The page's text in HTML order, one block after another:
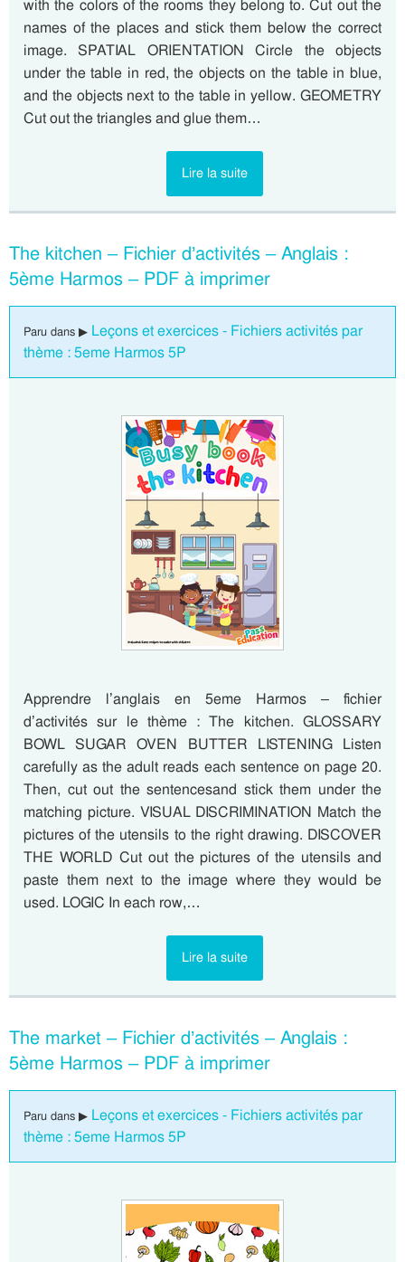
with the colors of the rooms they belong to. Cut out the
names of the places and stick them below the correct
image. SPATIAL ORIENTATION Circle the objects
under the table in red, the objects on the table in blue,
and the objects next to the table in yellow. GEOMETRY
Cut out the triangles and glue them…
Lire la suite
The kitchen – Fichier d’activités – Anglais :
5ème Harmos – PDF à imprimer
Paru dans ▶ Leçons et exercices - Fichiers activités par
thème : 5eme Harmos 5P
Apprendre l’anglais en 5eme Harmos – fichier
d’activités sur le thème : The kitchen. GLOSSARY
BOWL SUGAR OVEN BUTTER LISTENING Listen
carefully as the adult reads each sentence on page 20.
Then, cut out the sentencesand stick them under the
matching picture. VISUAL DISCRIMINATION Match the
pictures of the utensils to the right drawing. DISCOVER
THE WORLD Cut out the pictures of the utensils and
paste them next to the image where they would be
used. LOGIC In each row,…
Lire la suite
The market – Fichier d’activités – Anglais :
5ème Harmos – PDF à imprimer
Paru dans ▶ Leçons et exercices - Fichiers activités par
thème : 5eme Harmos 5P